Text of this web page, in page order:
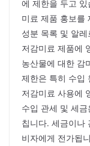
에 제한을 두고
미료 제품 홍보를
성분 목록 및 알
저감미료 제품에
농산물에 대한 감
제한은 특히 수입
저감미료 사용에
수입 관세 및 세
칩니다. 세금이나
비자에게 전가됩